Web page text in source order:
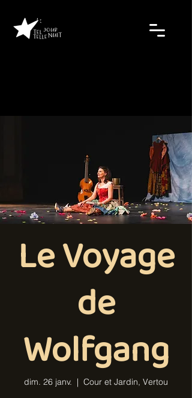
Le Voyage
de
Wolfgang
dim. 26 janv.
  |
Cour et Jardin, Vertou